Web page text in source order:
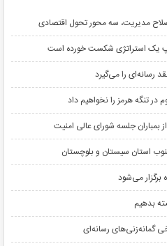
مدیریت، سه محور تحول اقتصادی
یک استراتژی شکست خورده است
رسانه‌ای را می‌گیرد
تنگه هرمز را نخواهیم داد
بمباران جلسه شورای عالی امنیت
استان سیستان و بلوچستان
می‌شود
بدهیم
گمانه‌زنی‌های رسانه‌ای